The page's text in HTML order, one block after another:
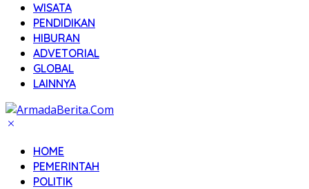
WISATA
PENDIDIKAN
HIBURAN
ADVETORIAL
GLOBAL
LAINNYA
HOME
PEMERINTAH
POLITIK